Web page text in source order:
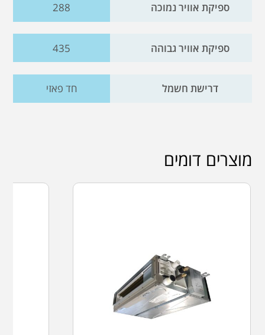
ספיקת אוויר נמוכה 288
ספיקת אוויר גבוהה 435
דרישת חשמל חד פאזי
מוצרים דומים